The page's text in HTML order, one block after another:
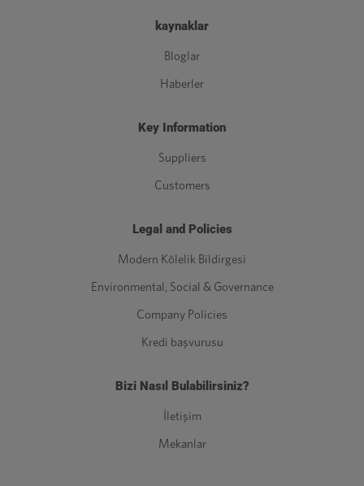
kaynaklar
Bloglar
Haberler
Key Information
Suppliers
Customers
Legal and Policies
Modern Kölelik Bildirgesi
Environmental, Social & Governance
Company Policies
Kredi başvurusu
Bizi Nasıl Bulabilirsiniz?
İletişim
Mekanlar